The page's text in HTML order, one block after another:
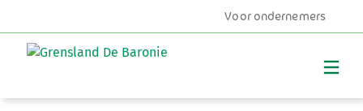
Voor ondernemers